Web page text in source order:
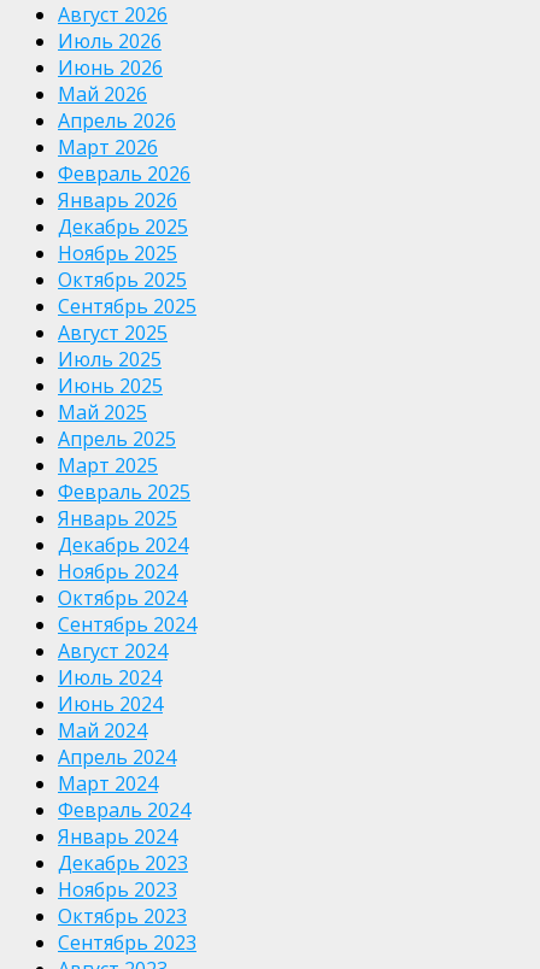
Август 2026
Июль 2026
Июнь 2026
Май 2026
Апрель 2026
Март 2026
Февраль 2026
Январь 2026
Декабрь 2025
Ноябрь 2025
Октябрь 2025
Сентябрь 2025
Август 2025
Июль 2025
Июнь 2025
Май 2025
Апрель 2025
Март 2025
Февраль 2025
Январь 2025
Декабрь 2024
Ноябрь 2024
Октябрь 2024
Сентябрь 2024
Август 2024
Июль 2024
Июнь 2024
Май 2024
Апрель 2024
Март 2024
Февраль 2024
Январь 2024
Декабрь 2023
Ноябрь 2023
Октябрь 2023
Сентябрь 2023